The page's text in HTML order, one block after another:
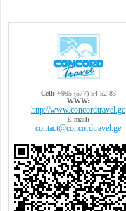
Cell:+995 (577) 54-52-83
WWW:
http://www.concordtravel.ge
E-mail:
contact@concordtravel.ge